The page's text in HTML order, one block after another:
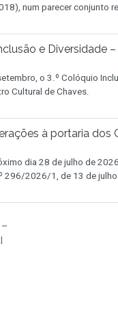
num parecer conjunto
e Diversidade
o 3.º Colóquio
Cultural de Chaves.
à portaria dos
dia 28 de julho de
296/2026/1, de 13 de julho